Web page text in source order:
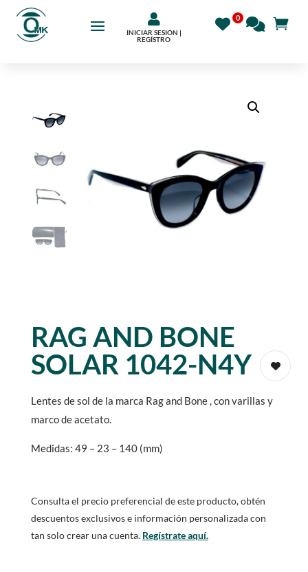

INICIAR SESIÓN |
REGÍSTRO
RAG AND BONE
SOLAR 1042-N4Y
Lentes de sol de la marca Rag and Bone , con varillas y
marco de acetato.
Medidas: 49 – 23 – 140 (mm)
Consulta el precio preferencial de este producto, obtén
descuentos exclusivos e información personalizada con
tan solo crear una cuenta. Regístrate aquí.